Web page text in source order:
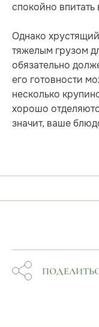
спокойно впитать
Однако
тяжелым грузом
обязательно
его готовности
несколько
хорошо
значит, ваше